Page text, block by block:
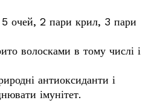
очей, 2 пари крил, 3 пари
волосками в тому числі і
антиоксиданти і
імунітет.